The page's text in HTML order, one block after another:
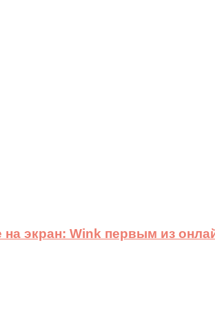
экран: Wink первым из